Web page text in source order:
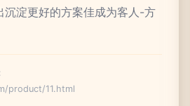
沉淀更好的方案佳成为客人-方
product/11.html